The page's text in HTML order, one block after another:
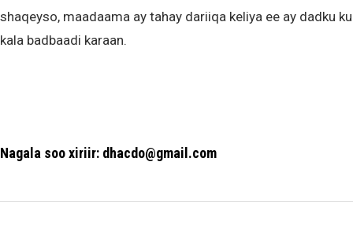
shaqeyso, maadaama ay tahay dariiqa keliya ee ay dadku ku
kala badbaadi karaan.
Nagala soo xiriir: dhacdo@gmail.com